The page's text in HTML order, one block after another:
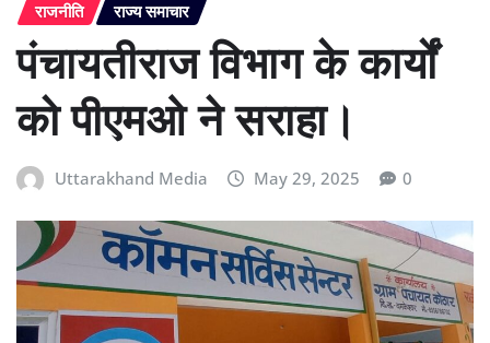
राजनीति राज्य समाचार
पंचायतीराज विभाग के कार्यों
को पीएमओ ने सराहा।
Uttarakhand Media May 29, 2025 0